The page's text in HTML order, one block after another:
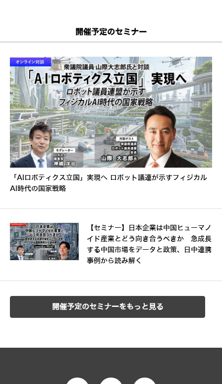
開催予定のセミナー
「AIロボティクス立国」実現へ ロボット議連が示すフィジカル
AI時代の国家戦略
【セミナー】日本企業は中国ヒューマノ
イド産業とどう向き合うべきか 急成長
する中国市場をデータと政策、日中連携
事例から読み解く
開催予定のセミナーをもっと見る